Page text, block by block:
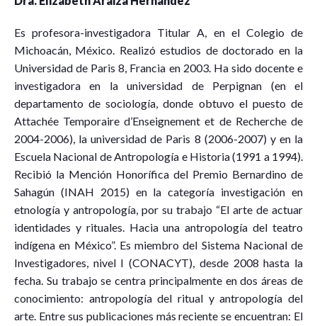
Es profesora-investigadora Titular A, en el Colegio de
Michoacán, México. Realizó estudios de doctorado en la
Universidad de Paris 8, Francia en 2003. Ha sido docente e
investigadora en la universidad de Perpignan (en el
departamento de sociología, donde obtuvo el puesto de
Attachée Temporaire d’Enseignement et de Recherche de
2004-2006), la universidad de Paris 8 (2006-2007) y en la
Escuela Nacional de Antropología e Historia (1991 a 1994).
Recibió la Mención Honorífica del Premio Bernardino de
Sahagún (INAH 2015) en la categoría investigación en
etnología y antropología, por su trabajo “El arte de actuar
identidades y rituales. Hacia una antropología del teatro
indígena en México”. Es miembro del Sistema Nacional de
Investigadores, nivel I (CONACYT), desde 2008 hasta la
fecha. Su trabajo se centra principalmente en dos áreas de
conocimiento: antropología del ritual y antropología del
arte. Entre sus publicaciones más reciente se encuentran: El